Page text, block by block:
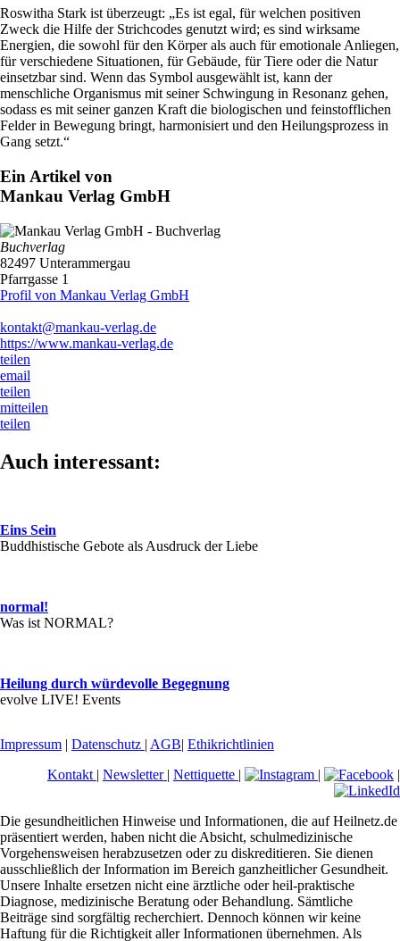
Roswitha Stark ist überzeugt: „Es ist egal, für welchen positiven
Zweck die Hilfe der Strichcodes genutzt wird; es sind wirksame
Energien, die sowohl für den Körper als auch für emotionale Anliegen,
für verschiedene Situationen, für Gebäude, für Tiere oder die Natur
einsetzbar sind. Wenn das Symbol ausgewählt ist, kann der
menschliche Organismus mit seiner Schwingung in Resonanz gehen,
sodass es mit seiner ganzen Kraft die biologischen und feinstofflichen
Felder in Bewegung bringt, harmonisiert und den Heilungsprozess in
Gang setzt.“
Ein Artikel von
Mankau Verlag GmbH
Buchverlag
82497 Unterammergau
Pfarrgasse 1
Profil von Mankau Verlag GmbH
kontakt@mankau-verlag.de
https://www.mankau-verlag.de
teilen
email
teilen
mitteilen
teilen
Auch interessant:
Eins Sein
Buddhistische Gebote als Ausdruck der Liebe
normal!
Was ist NORMAL?
Heilung durch würdevolle Begegnung
evolve LIVE! Events
Impressum | Datenschutz | AGB| Ethikrichtlinien
Kontakt | Newsletter | Nettiquette | | |
Die gesundheitlichen Hinweise und Informationen, die auf Heilnetz.de
präsentiert werden, haben nicht die Absicht, schulmedizinische
Vorgehensweisen herabzusetzen oder zu diskreditieren. Sie dienen
ausschließlich der Information im Bereich ganzheitlicher Gesundheit.
Unsere Inhalte ersetzen nicht eine ärztliche oder heil-praktische
Diagnose, medizinische Beratung oder Behandlung. Sämtliche
Beiträge sind sorgfältig recherchiert. Dennoch können wir keine
Haftung für die Richtigkeit aller Informationen übernehmen. Als